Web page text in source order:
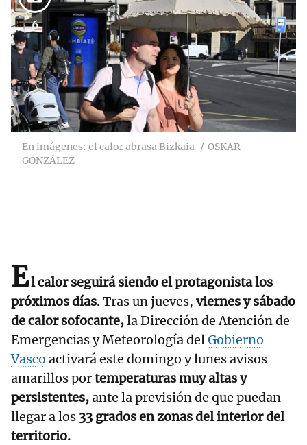
6
En imágenes: el calor abrasa Bizkaia
OSKAR
GONZÁLEZ
El calor seguirá siendo el protagonista los
próximos días. Tras un jueves, viernes y sábado
de calor sofocante,la Dirección de Atención de
Emergencias y Meteorología delGobierno
Vasco activará este domingo y lunes avisos
amarillos portemperaturas muy altas y
persistentes,ante la previsión de que puedan
llegar a los 33 grados en zonas del interior del
territorio.